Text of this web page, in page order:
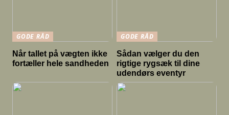
GODE RÅD
Når tallet på vægten ikke
fortæller hele sandheden
GODE RÅD
Sådan vælger du den
rigtige rygsæk til dine
udendørs eventyr